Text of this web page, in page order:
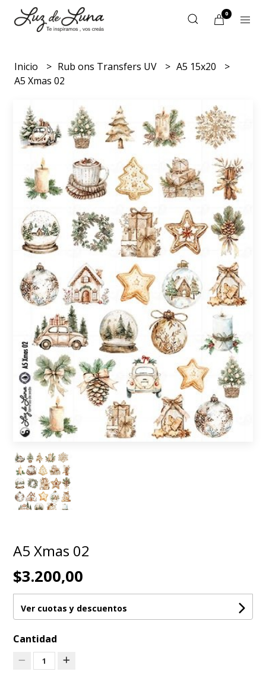
0
Inicio Rub ons Transfers UV
A5 15x20
A5 Xmas 02
A5 Xmas 02
$3.200,00
Ver cuotas y descuentos
Cantidad
1